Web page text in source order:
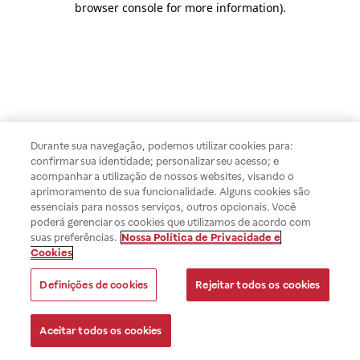
browser console for more information).
Durante sua navegação, podemos utilizar cookies para:
confirmar sua identidade; personalizar seu acesso; e
acompanhar a utilização de nossos websites, visando o
aprimoramento de sua funcionalidade. Alguns cookies são
essenciais para nossos serviços, outros opcionais. Você
poderá gerenciar os cookies que utilizamos de acordo com
suas preferências. Nossa Política de Privacidade e
Cookies
Definições de cookies Rejeitar todos os cookies
Aceitar todos os cookies